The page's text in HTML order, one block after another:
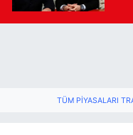
TÜM PIYASALARI